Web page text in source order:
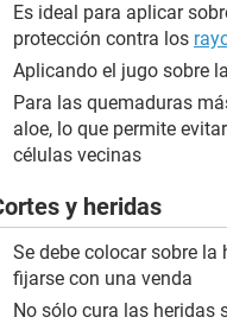
Es ideal para aplicar
protección contra los
Aplicando el jugo sobre
Para las quemaduras
aloe, lo que permite
células vecinas
y heridas
Se debe colocar sobre
fijarse con una venda
No sólo cura las heridas